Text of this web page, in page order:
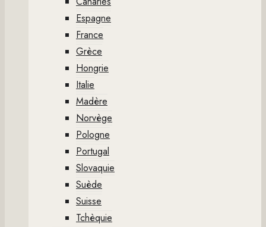
Espagne
France
Grèce
Hongrie
Italie
Madère
Norvège
Pologne
Portugal
Slovaquie
Suède
Suisse
Tchèquie